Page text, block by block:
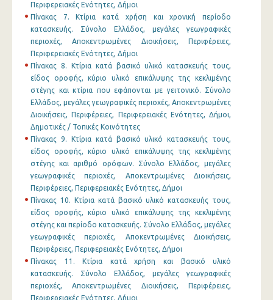
Περιφερειακές Ενότητες, Δήμοι
Πίνακας 7. Κτίρια κατά χρήση και χρονική περίοδο
κατασκευής. Σύνολο Ελλάδος, μεγάλες γεωγραφικές
περιοχές, Αποκεντρωμένες Διοικήσεις, Περιφέρειες,
Περιφερειακές Ενότητες, Δήμοι
Πίνακας 8. Κτίρια κατά βασικό υλικό κατασκευής τους,
είδος οροφής, κύριο υλικό επικάλυψης της κεκλιμένης
στέγης και κτίρια που εφάπονται με γειτονικό. Σύνολο
Ελλάδος, μεγάλες γεωγραφικές περιοχές, Αποκεντρωμένες
Διοικήσεις, Περιφέρειες, Περιφερειακές Ενότητες, Δήμοι,
Δημοτικές / Τοπικές Κοινότητες
Πίνακας 9. Κτίρια κατά βασικό υλικό κατασκευής τους,
είδος οροφής, κύριο υλικό επικάλυψης της κεκλιμένης
στέγης και αριθμό ορόφων. Σύνολο Ελλάδος, μεγάλες
γεωγραφικές περιοχές, Αποκεντρωμένες Διοικήσεις,
Περιφέρειες, Περιφερειακές Ενότητες, Δήμοι
Πίνακας 10. Κτίρια κατά βασικό υλικό κατασκευής τους,
είδος οροφής, κύριο υλικό επικάλυψης της κεκλιμένης
στέγης και περίοδο κατασκευής. Σύνολο Ελλάδος, μεγάλες
γεωγραφικές περιοχές, Αποκεντρωμένες Διοικήσεις,
Περιφέρειες, Περιφερειακές Ενότητες, Δήμοι
Πίνακας 11. Κτίρια κατά χρήση και βασικό υλικό
κατασκευής. Σύνολο Ελλάδος, μεγάλες γεωγραφικές
περιοχές, Αποκεντρωμένες Διοικήσεις, Περιφέρειες,
Περιφερειακές Ενότητες, Δήμοι